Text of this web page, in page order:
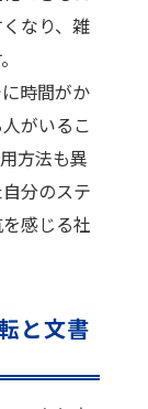
なり、雑
時間がか
がいるこ
方法も異
分のステ
感じる社
と文書